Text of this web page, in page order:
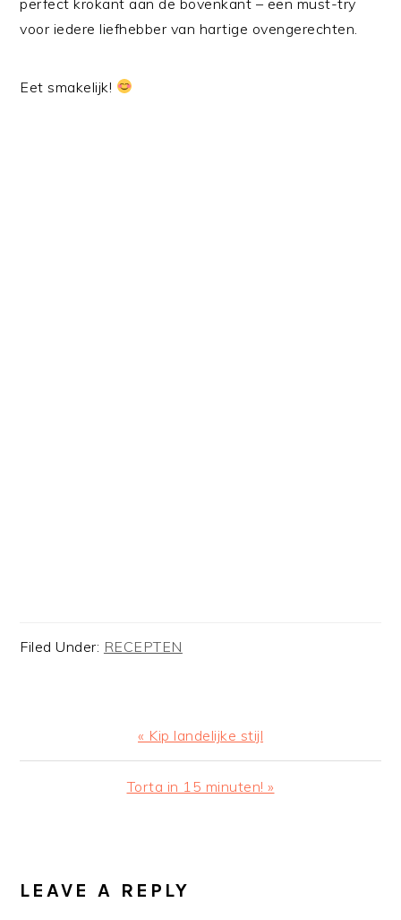
voor iedere liefhebber van hartige ovengerechten.
Eet smakelijk!
Filed Under: RECEPTEN
Previous
Post:
« Kip landelijke stijl
Next
Torta in 15 minuten! »
INTERACTIONS
LEAVE A REPLY